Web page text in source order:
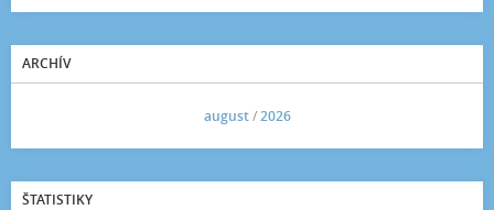
ARCHÍV
august/2026
ŠTATISTIKY